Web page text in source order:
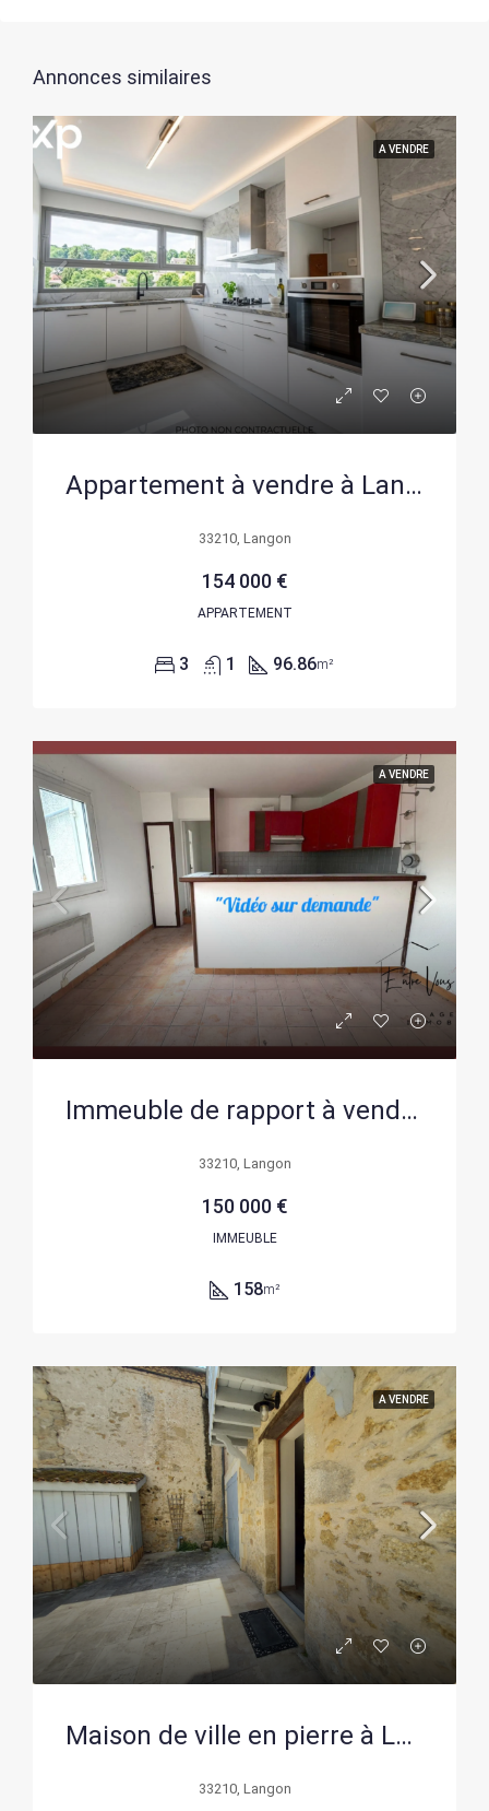
Annonces similaires
A VENDRE
Appartement à vendre à Langon de 96 m² avec balcon, cave et garage
33210, Langon
154 000 €
APPARTEMENT
3 1 96.86m²
A VENDRE
Immeuble de rapport à vendre à Langon, potentiel de rénovation et multiples usages
33210, Langon
150 000 €
IMMEUBLE
158m²
A VENDRE
Maison de ville en pierre à Langon avec cour privée, charme et modernité
33210, Langon